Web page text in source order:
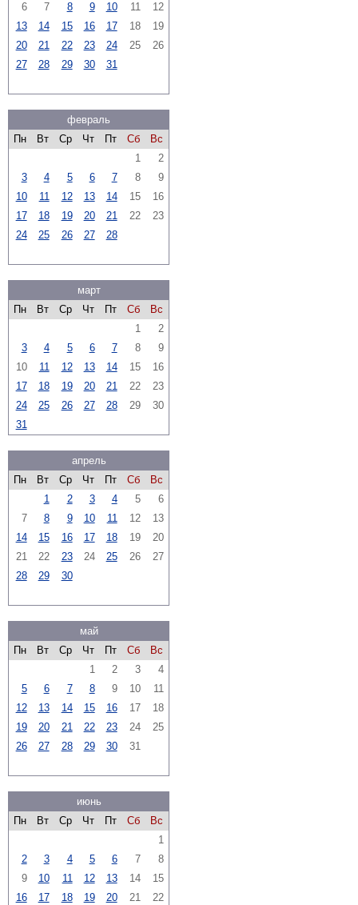
6
7 8 9 10 11
12
13
14 15 16 17 18
19
20
21 22 23 24 25
26
27
28 29 30 31
февраль
Пн
Вт Ср Чт Пт Сб
Вс
1
2
3
4 5 6 7 8
9
10
11 12 13 14 15
16
17
18 19 20 21 22
23
24
25 26 27 28
март
Пн
Вт Ср Чт Пт Сб
Вс
1
2
3
4 5 6 7 8
9
10
11 12 13 14 15
16
17
18 19 20 21 22
23
24
25 26 27 28 29
30
31
апрель
Пн
Вт Ср Чт Пт Сб
Вс
1
2 3 4 5
6
7
8 9 10 11 12
13
14
15 16 17 18 19
20
21
22 23 24 25 26
27
28
29 30
май
Пн
Вт Ср Чт Пт Сб
Вс
1
2 3
4
5
6 7 8 9 10
11
12
13 14 15 16 17
18
19
20 21 22 23 24
25
26
27 28 29 30 31
июнь
Пн
Вт Ср Чт Пт Сб
Вс
1
2
3 4 5 6 7
8
9
10 11 12 13 14
15
16
17 18 19 20 21
22